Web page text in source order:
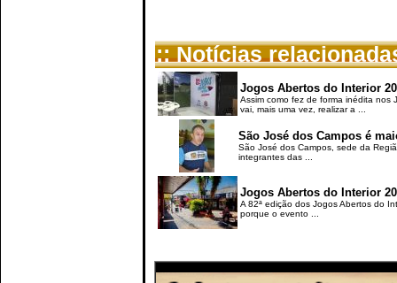
:: Notícias
Jogos Abertos do Interior
Assim como fez de forma inédita nos
vai, mais uma vez, realizar a ...
São José dos Campos é
São José dos Campos, sede da
integrantes das ...
Jogos Abertos do Interior
A 82ª edição dos Jogos Abertos do
porque o evento ...